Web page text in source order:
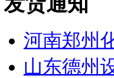
河南郑州
山东德州